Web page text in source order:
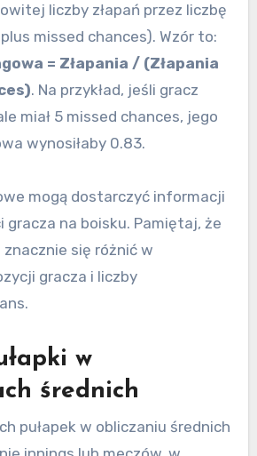
liczby złapań przez liczbę
missed chances). Wzór to:
= Złapania / (Złapania
. Na przykład, jeśli gracz
miał 5 missed chances, jego
wynosiłaby 0.83.
mogą dostarczyć informacji
gracza na boisku. Pamiętaj, że
się różnić w
gracza i liczby
w
średnich
pułapek w obliczaniu średnich